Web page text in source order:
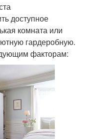
доступное
комната или
гардеробную.
факторам: